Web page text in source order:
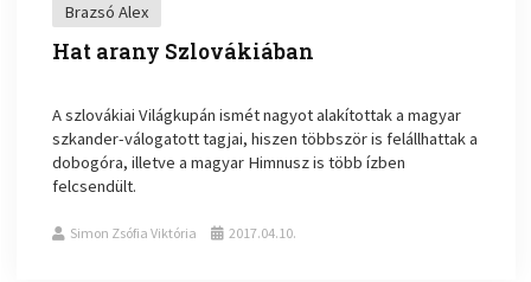
Brazsó Alex
Hat arany Szlovákiában
A szlovákiai Világkupán ismét nagyot alakítottak a magyar
szkander-válogatott tagjai, hiszen többször is felállhattak a
dobogóra, illetve a magyar Himnusz is több ízben
felcsendült.
Simon Zsófia Viktória 2017.04.10.